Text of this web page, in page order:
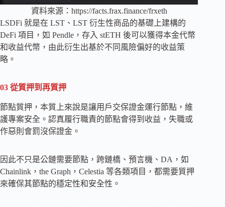
資料來源：https://facts.frax.finance/frxeth
LSDFi 就是在 LST、LST 衍生性商品的基礎上建構的
DeFi 項目，如 Pendle，存入 stETH 後可以獲得本金代幣
和收益代幣，由此衍生出基於不同風險偏好的收益策
略。
03 從質押到再質押
節點質押，本質上來說是讓用戶交保證金運行節點，維
護專案安全。認真履行職責的節點會得到收益，失職或
作惡則會罰沒保證金。
因此不只是公鏈需要節點，跨鏈橋、預言機、DA，如
Chainlink，the Graph，Celestia 等各類項目，都需要質押
來確保其節點的穩定性和安全性。